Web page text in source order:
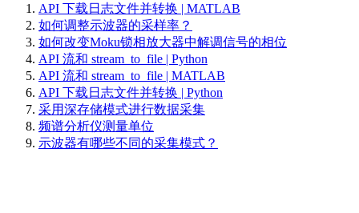
API 下载日志文件并转换 | MATLAB
如何调整示波器的采样率？
如何改变Moku锁相放大器中解调信号的相位
API 流和 stream_to_file | Python
API 流和 stream_to_file | MATLAB
API 下载日志文件并转换 | Python
采用深存储模式进行数据采集
频谱分析仪测量单位
示波器有哪些不同的采集模式？